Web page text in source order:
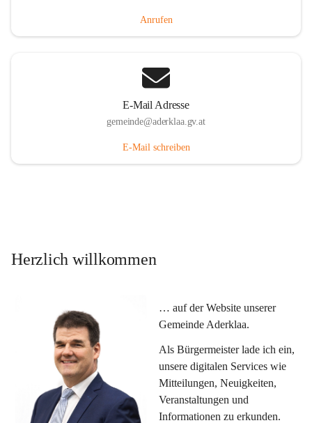
Anrufen
E-Mail Adresse
gemeinde@aderklaa.gv.at
E-Mail schreiben
Herzlich willkommen
… auf der Website unserer
Gemeinde Aderklaa.
Als Bürgermeister lade ich ein,
unsere digitalen Services wie
Mitteilungen, Neuigkeiten,
Veranstaltungen und
Informationen zu erkunden.